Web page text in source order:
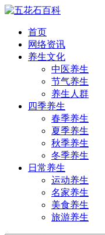
首页
网络资讯
养生文化
中医养生
节气养生
养生人群
四季养生
春季养生
夏季养生
秋季养生
冬季养生
日常养生
运动养生
名家养生
美食养生
旅游养生